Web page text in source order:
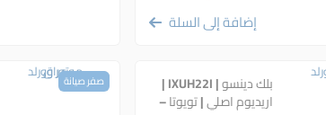
إضافة إلى السلة
بلك دينسو | IXUH22I |
اريديوم اصلي | تويوتا –
صفر صيانة